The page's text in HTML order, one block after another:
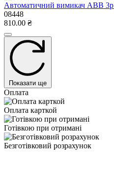
Автоматичний вимикач ABB
08448
810.00 ₴
Показати ще
Оплата
Оплата карткой
Готівкою при отримані
Безготівковий розрахунок